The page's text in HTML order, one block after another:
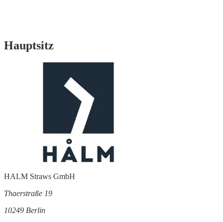
Hauptsitz
HALM Straws GmbH
Thaerstraße 19
10249 Berlin